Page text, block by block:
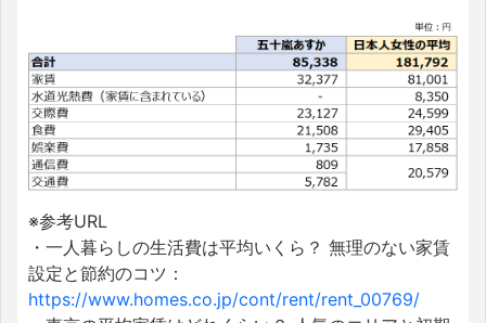
※参考URL
・一人暮らしの生活費は平均いくら？ 無理のない家賃
設定と節約のコツ：
https://www.homes.co.jp/cont/rent/rent_00769/